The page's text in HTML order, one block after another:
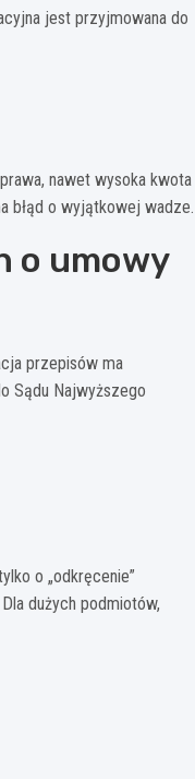
jest przyjmowana do
nawet wysoka kwota
błąd o wyjątkowej wadze.
o umowy
przepisów ma
Sądu Najwyższego
o „odkręcenie”
dużych podmiotów,